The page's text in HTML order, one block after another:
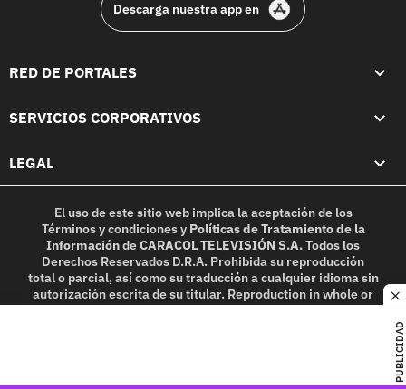
PUBLICIDAD
Descarga nuestra app en
RED DE PORTALES
SERVICIOS CORPORATIVOS
LEGAL
El uso de este sitio web implica la aceptación de los
Términos y condicionesy Políticas de Tratamiento de la
InformacióndeCARACOL TELEVISIÓN S.A.Todos los
Derechos Reservados D.R.A. Prohibida su reproducción
total o parcial, así como su traducción a cualquier idioma sin
autorización escrita de su titular. Reproduction in whole or